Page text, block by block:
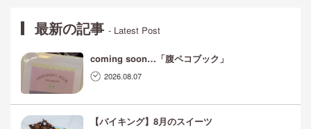
最新の記事- Latest Post
coming soon…「腹ペコブック」
2026.08.07
【バイキング】8月のスイーツ